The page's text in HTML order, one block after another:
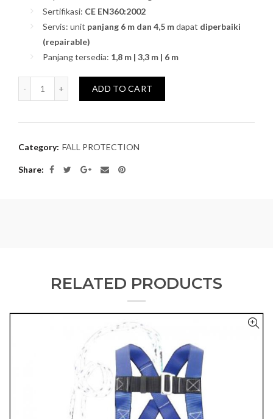
Sertifikasi: CE EN360:2002
Servis: unit panjang 6 m dan 4,5 mdapat diperbaiki
(repairable)
Panjang tersedia: 1,8 m | 3,3 m | 6 m
Quantity
ADD TO CART
Category: FALL PROTECTION
Share
RELATED PRODUCTS